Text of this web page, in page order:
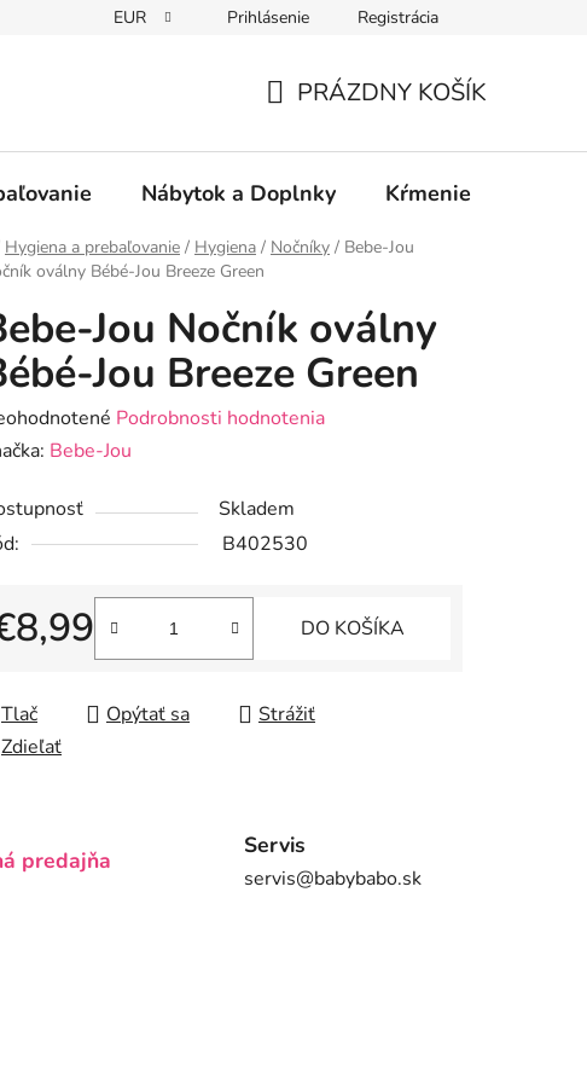
EUR Prihlásenie Registrácia
KOŠÍK
PRÁZDNY KOŠÍK
Nábytok a Doplnky Kŕmenie
Hygiena a prebaľovanie / Hygiena / Nočníky / Bebe-Jou
oválny Bébé-Jou Breeze Green
Jou Nočník oválny
Jou Breeze Green
Podrobnosti hodnotenia
Bebe-Jou
Skladem
B402530
Jednotková cena:
DO KOŠÍKA
Tlač Opýtať sa
Strážiť
Zdieľať
predajňa
Servis
servis@babybabo.sk